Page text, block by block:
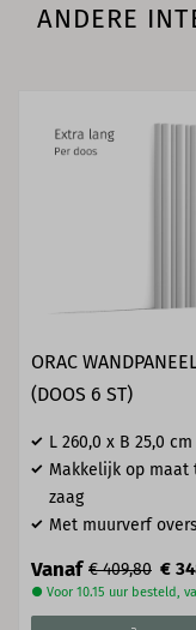
ANDERE
ORAC
(DOOS 6 ST)
L 260,0 x B 25,0 cm
Makkelijk op maat
zaag
Met muurverf
Vanaf € 409,80 €
● Voor 10.15 uur besteld,